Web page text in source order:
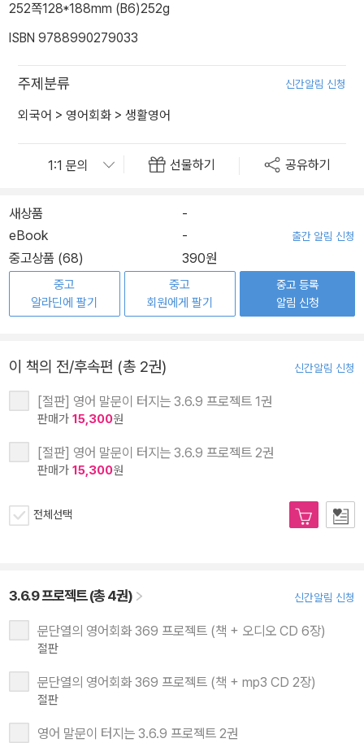
252쪽128*188mm (B6)252g
ISBN 9788990279033
주제분류 신간알림 신청
외국어 > 영어회화 > 생활영어
선물하기 공유하기
새상품
-
eBook
- 출간 알림 신청
중고상품 (68) 390원
중고
알라딘에 팔기
중고
회원에게 팔기
중고 등록
알림 신청
이 책의 전/후속편 (총 2권) 신간알림 신청
[절판] 영어 말문이 터지는 3.6.9 프로젝트 1권
판매가 15,300원
[절판] 영어 말문이 터지는 3.6.9 프로젝트 2권
판매가 15,300원
전체선택
3.6.9 프로젝트 (총 4권) 신간알림 신청
문단열의 영어회화 369 프로젝트 (책 + 오디오 CD 6장)
절판
문단열의 영어회화 369 프로젝트 (책 + mp3 CD 2장)
절판
영어 말문이 터지는 3.6.9 프로젝트 2권